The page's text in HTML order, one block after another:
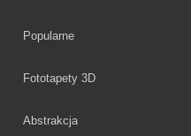
Fototapety
Popularne
Fototapety 3D
Fototapety
Abstrakcja